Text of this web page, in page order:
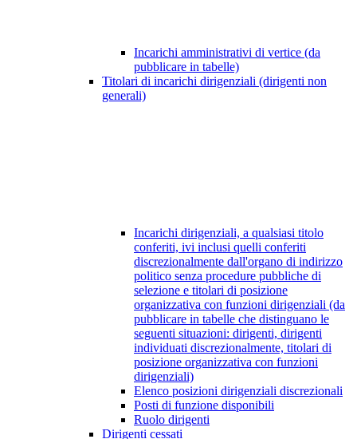
Incarichi amministrativi di vertice (da
pubblicare in tabelle)
Titolari di incarichi dirigenziali (dirigenti non
generali)
Incarichi dirigenziali, a qualsiasi titolo
conferiti, ivi inclusi quelli conferiti
discrezionalmente dall'organo di indirizzo
politico senza procedure pubbliche di
selezione e titolari di posizione
organizzativa con funzioni dirigenziali (da
pubblicare in tabelle che distinguano le
seguenti situazioni: dirigenti, dirigenti
individuati discrezionalmente, titolari di
posizione organizzativa con funzioni
dirigenziali)
Elenco posizioni dirigenziali discrezionali
Posti di funzione disponibili
Ruolo dirigenti
Dirigenti cessati